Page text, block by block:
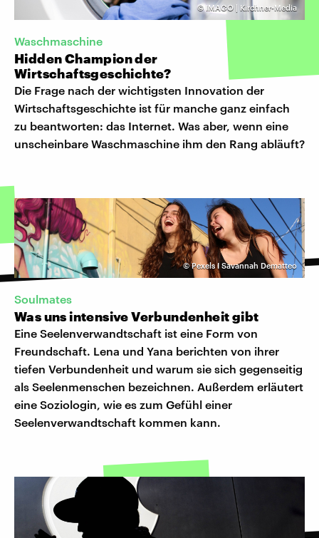
©IMAGO | Kirchner-Media
Waschmaschine
Hidden Champion der
Wirtschaftsgeschichte?
Die Frage nach der wichtigsten Innovation der
Wirtschaftsgeschichte ist für manche ganz einfach
zu beantworten: das Internet. Was aber, wenn eine
unscheinbare Waschmaschine ihm den Rang abläuft?
©Pexels I Savannah Dematteo
Soulmates
Was uns intensive Verbundenheit gibt
Eine Seelenverwandtschaft ist eine Form von
Freundschaft. Lena und Yana berichten von ihrer
tiefen Verbundenheit und warum sie sich gegenseitig
als Seelenmenschen bezeichnen. Außerdem erläutert
eine Soziologin, wie es zum Gefühl einer
Seelenverwandtschaft kommen kann.